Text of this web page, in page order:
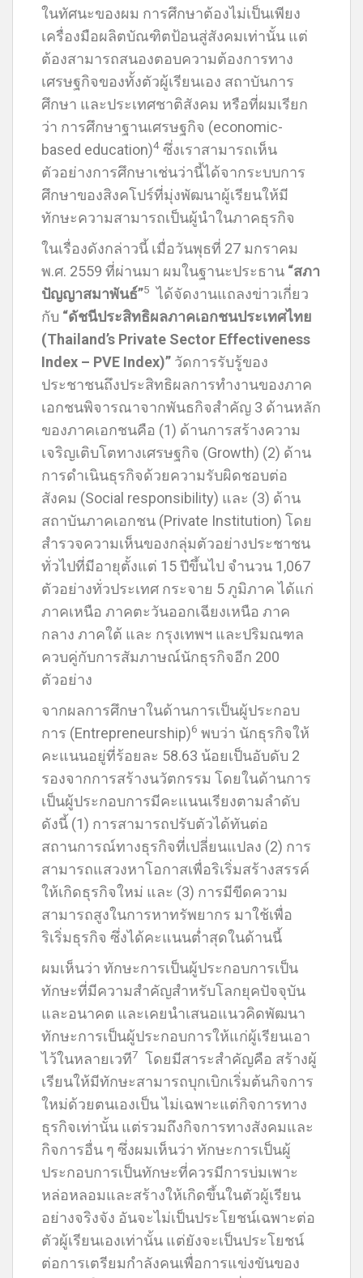
ในทัศนะของผม การศึกษาต้องไม่เป็นเพียง
เครื่องมือผลิตบัณฑิตป้อนสู่สังคมเท่านั้น แต่
ต้องสามารถสนองตอบความต้องการทาง
เศรษฐกิจของทั้งตัวผู้เรียนเอง สถาบันการ
ศึกษา และประเทศชาติสังคม หรือที่ผมเรียก
ว่า การศึกษาฐานเศรษฐกิจ (economic-
based education)4 ซึ่งเราสามารถเห็น
ตัวอย่างการศึกษาเช่นว่านี้ได้จากระบบการ
ศึกษาของสิงคโปร์ที่มุ่งพัฒนาผู้เรียนให้มี
ทักษะความสามารถเป็นผู้นำในภาคธุรกิจ
ในเรื่องดังกล่าวนี้ เมื่อวันพุธที่ 27 มกราคม
พ.ศ. 2559 ที่ผ่านมา ผมในฐานะประธาน “สภา
ปัญญาสมาพันธ์”5 ได้จัดงานแถลงข่าวเกี่ยว
กับ “ดัชนีประสิทธิผลภาคเอกชนประเทศไทย
(Thailand’s Private Sector Effectiveness
Index – PVE Index)” วัดการรับรู้ของ
ประชาชนถึงประสิทธิผลการทำงานของภาค
เอกชนพิจารณาจากพันธกิจสำคัญ 3 ด้านหลัก
ของภาคเอกชนคือ (1) ด้านการสร้างความ
เจริญเติบโตทางเศรษฐกิจ (Growth) (2) ด้าน
การดำเนินธุรกิจด้วยความรับผิดชอบต่อ
สังคม (Social responsibility) และ (3) ด้าน
สถาบันภาคเอกชน (Private Institution) โดย
สำรวจความเห็นของกลุ่มตัวอย่างประชาชน
ทั่วไปที่มีอายุตั้งแต่ 15 ปีขึ้นไป จำนวน 1,067
ตัวอย่างทั่วประเทศ กระจาย 5 ภูมิภาค ได้แก่
ภาคเหนือ ภาคตะวันออกเฉียงเหนือ ภาค
กลาง ภาคใต้ และ กรุงเทพฯ และปริมณฑล
ควบคู่กับการสัมภาษณ์นักธุรกิจอีก 200
ตัวอย่าง
จากผลการศึกษาในด้านการเป็นผู้ประกอบ
การ (Entrepreneurship)6 พบว่า นักธุรกิจให้
คะแนนอยู่ที่ร้อยละ 58.63 น้อยเป็นอับดับ 2
รองจากการสร้างนวัตกรรม โดยในด้านการ
เป็นผู้ประกอบการมีคะแนนเรียงตามลำดับ
ดังนี้ (1) การสามารถปรับตัวได้ทันต่อ
สถานการณ์ทางธุรกิจที่เปลี่ยนแปลง (2) การ
สามารถแสวงหาโอกาสเพื่อริเริ่มสร้างสรรค์
ให้เกิดธุรกิจใหม่ และ (3) การมีขีดความ
สามารถสูงในการหาทรัพยากร มาใช้เพื่อ
ริเริ่มธุรกิจ ซึ่งได้คะแนนต่ำสุดในด้านนี้
ผมเห็นว่า ทักษะการเป็นผู้ประกอบการเป็น
ทักษะที่มีความสำคัญสำหรับโลกยุคปัจจุบัน
และอนาคต และเคยนำเสนอแนวคิดพัฒนา
ทักษะการเป็นผู้ประกอบการให้แก่ผู้เรียนเอา
ไว้ในหลายเวที7 โดยมีสาระสำคัญคือ สร้างผู้
เรียนให้มีทักษะสามารถบุกเบิกเริ่มต้นกิจการ
ใหม่ด้วยตนเองเป็น ไม่เฉพาะแต่กิจการทาง
ธุรกิจเท่านั้น แต่รวมถึงกิจการทางสังคมและ
กิจการอื่น ๆ ซึ่งผมเห็นว่า ทักษะการเป็นผู้
ประกอบการเป็นทักษะที่ควรมีการบ่มเพาะ
หล่อหลอมและสร้างให้เกิดขึ้นในตัวผู้เรียน
อย่างจริงจัง อันจะไม่เป็นประโยชน์เฉพาะต่อ
ตัวผู้เรียนเองเท่านั้น แต่ยังจะเป็นประโยชน์
ต่อการเตรียมกำลังคนเพื่อการแข่งขันของ